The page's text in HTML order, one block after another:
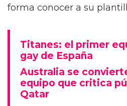
forma conocer a su
Titanes: el primer
gay de España
Australia se
equipo que critica
Qatar